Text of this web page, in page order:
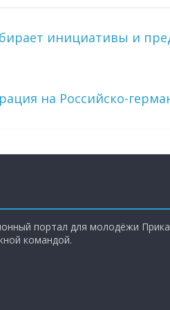
инициативы и
на Российско-
портал для молодёжи
командой.